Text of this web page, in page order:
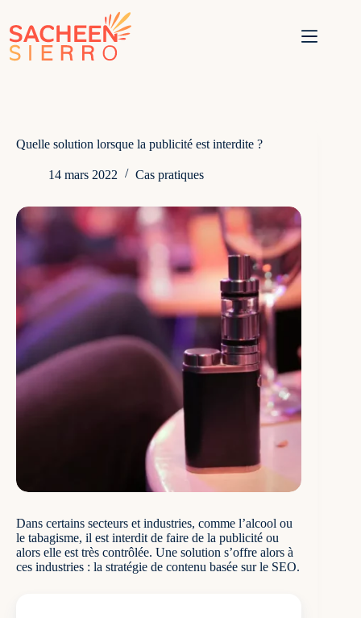
contenu
Quelle solution lorsque la publicité est interdite ?
14 mars 2022 Cas pratiques
Dans certains secteurs et industries, comme l’alcool ou
le tabagisme, il est interdit de faire de la publicité ou
alors elle est très contrôlée. Une solution s’offre alors à
ces industries : la stratégie de contenu basée sur le SEO.